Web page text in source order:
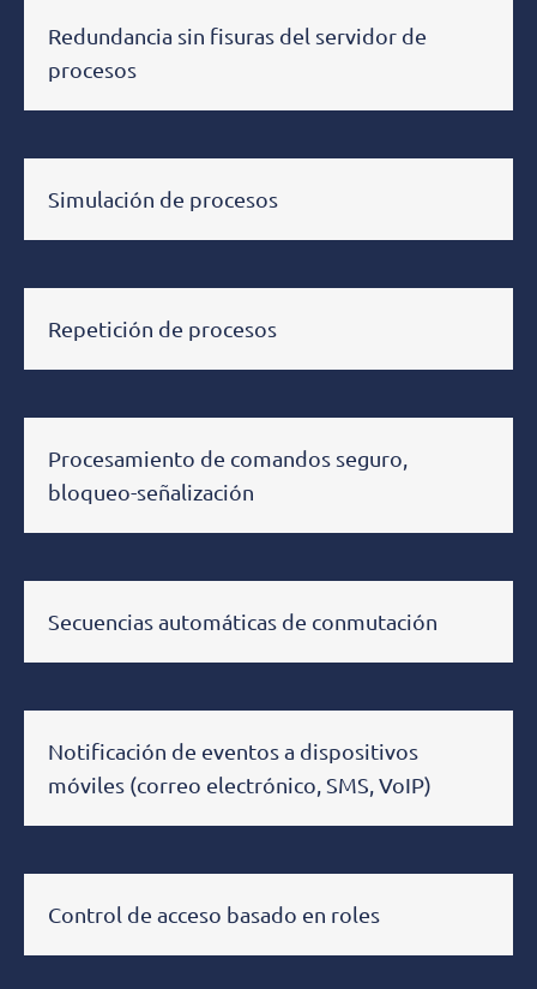
Redundancia sin fisuras del servidor de
procesos
Simulación de procesos
Repetición de procesos
Procesamiento de comandos seguro,
bloqueo-señalización
Secuencias automáticas de conmutación
Notificación de eventos a dispositivos
móviles (correo electrónico, SMS, VoIP)
Control de acceso basado en roles